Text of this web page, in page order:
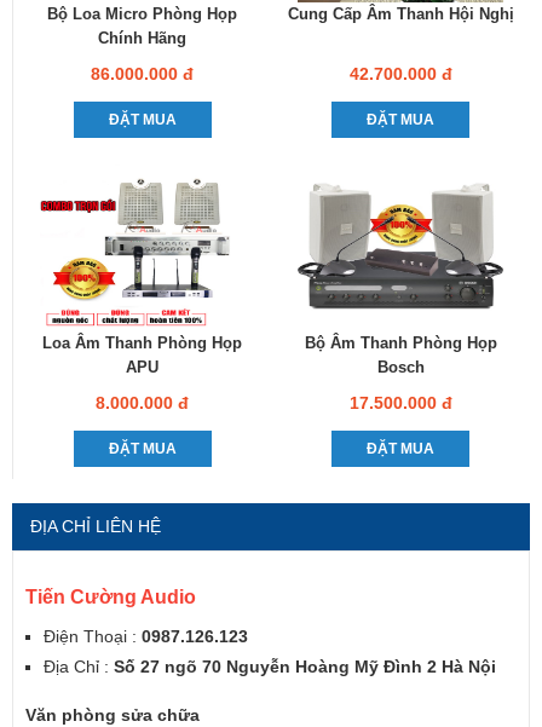
Bộ Loa Micro Phòng Họp
Chính Hãng
86.000.000 đ
ĐẶT MUA
Cung Cấp Âm Thanh Hội Nghị
42.700.000 đ
ĐẶT MUA
Loa Âm Thanh Phòng Họp
APU
8.000.000 đ
ĐẶT MUA
Bộ Âm Thanh Phòng Họp
Bosch
17.500.000 đ
ĐẶT MUA
ĐỊA CHỈ LIÊN HỆ
Tiến Cường Audio
Điện Thoại : 0987.126.123
Địa Chỉ : Số 27 ngõ 70 Nguyễn Hoàng Mỹ Đình 2 Hà Nội
Văn phòng sửa chữa